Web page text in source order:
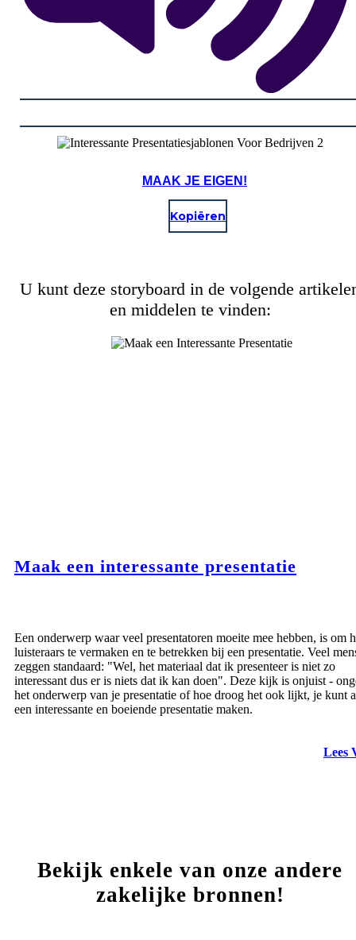
MAAK JE EIGEN!
Kopiëren
U kunt deze storyboard in de volgende
en middelen te vinden:
Maak een interessante presentatie
Een onderwerp waar veel presentatoren moeite mee hebben, is om
luisteraars te vermaken en te betrekken bij een presentatie. Veel
zeggen standaard: "Wel, het materiaal dat ik presenteer is niet zo
interessant dus er is niets dat ik kan doen". Deze kijk is onjuist -
het onderwerp van je presentatie of hoe droog het ook lijkt, je kunt
een interessante en boeiende presentatie maken.
Lees
Bekijk enkele van onze andere
zakelijke bronnen!